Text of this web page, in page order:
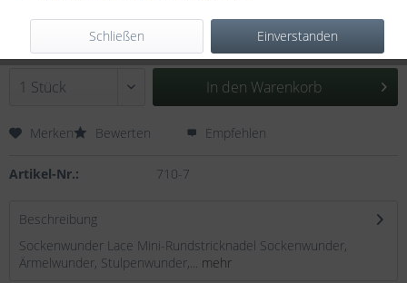
inkl. MwSt.
Sofort versandfertig, Lieferzeit ca. 3-5 Werktage
In den Warenkorb
Merken Bewerten Empfehlen
Artikel-Nr.: 710-7
Beschreibung
Sockenwunder Lace Mini-Rundstricknadel Sockenwunder,
Ärmelwunder, Stulpenwunder,... mehr
Einverstanden
Schließen